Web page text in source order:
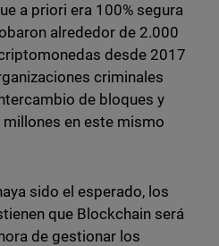
a priori era 100% segura
alrededor de 2.000
desde 2017
criminales
de bloques y
en este mismo
sido el esperado, los
que Blockchain será
de gestionar los